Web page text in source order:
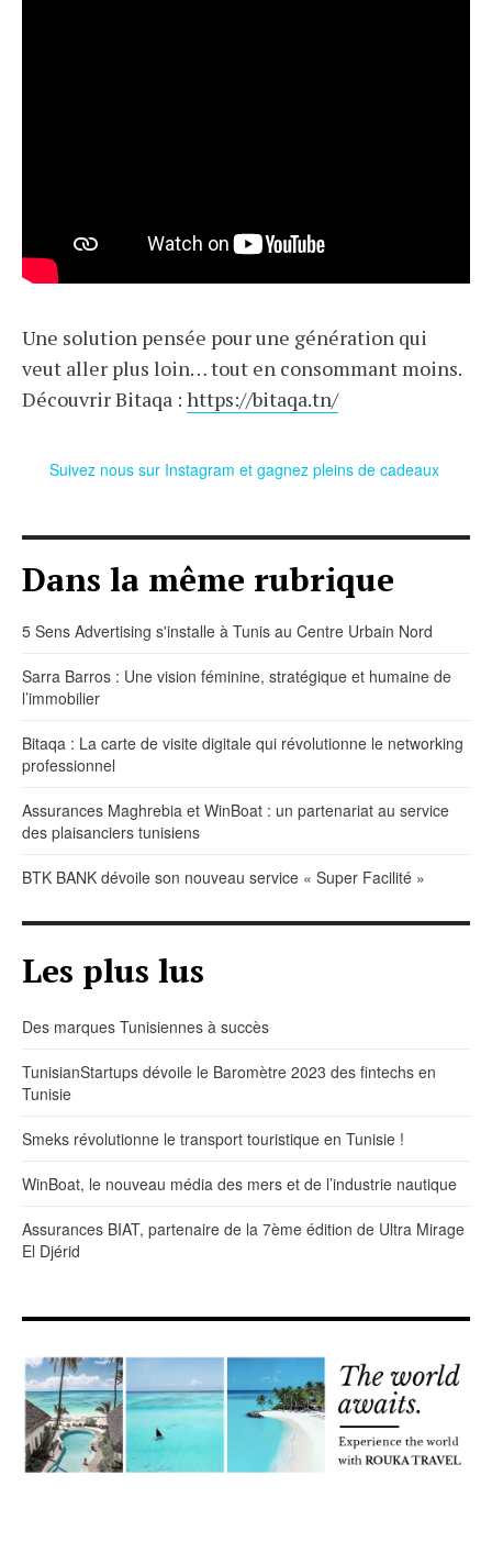
Une solution pensée pour une génération qui
veut aller plus loin… tout en consommant moins.
Découvrir Bitaqa : https://bitaqa.tn/
Suivez nous sur Instagram et gagnez pleins de cadeaux
Dans la même rubrique
5 Sens Advertising s'installe à Tunis au Centre Urbain Nord
Sarra Barros : Une vision féminine, stratégique et humaine de
l’immobilier
Bitaqa : La carte de visite digitale qui révolutionne le networking
professionnel
Assurances Maghrebia et WinBoat : un partenariat au service
des plaisanciers tunisiens
BTK BANK dévoile son nouveau service « Super Facilité »
Les plus lus
Des marques Tunisiennes à succès
TunisianStartups dévoile le Baromètre 2023 des fintechs en
Tunisie
Smeks révolutionne le transport touristique en Tunisie !
WinBoat, le nouveau média des mers et de l’industrie nautique
Assurances BIAT, partenaire de la 7ème édition de Ultra Mirage
El Djérid